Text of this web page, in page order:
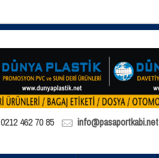
0212 462 70 85 info@pasaportkabi.net